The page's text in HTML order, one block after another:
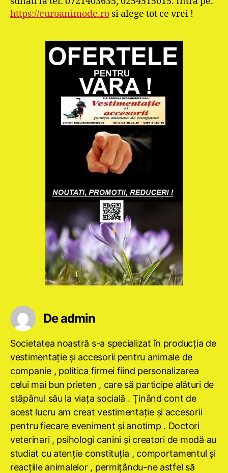
https://euroanimode.ro si alege tot ce vrei !
De admin
Societatea noastră s-a specializat în producţia de
vestimentaţie şi accesorii pentru animale de
companie , politica firmei fiind personalizarea
celui mai bun prieten , care să participe alături de
stăpânul său la viaţa socială . Ţinând cont de
acest lucru am creat vestimentaţie şi accesorii
pentru fiecare eveniment şi anotimp . Doctori
veterinari , psihologi canini şi creatori de modă au
studiat cu atenţie constituţia , comportamentul şi
reacţiile animalelor , permiţându-ne astfel să